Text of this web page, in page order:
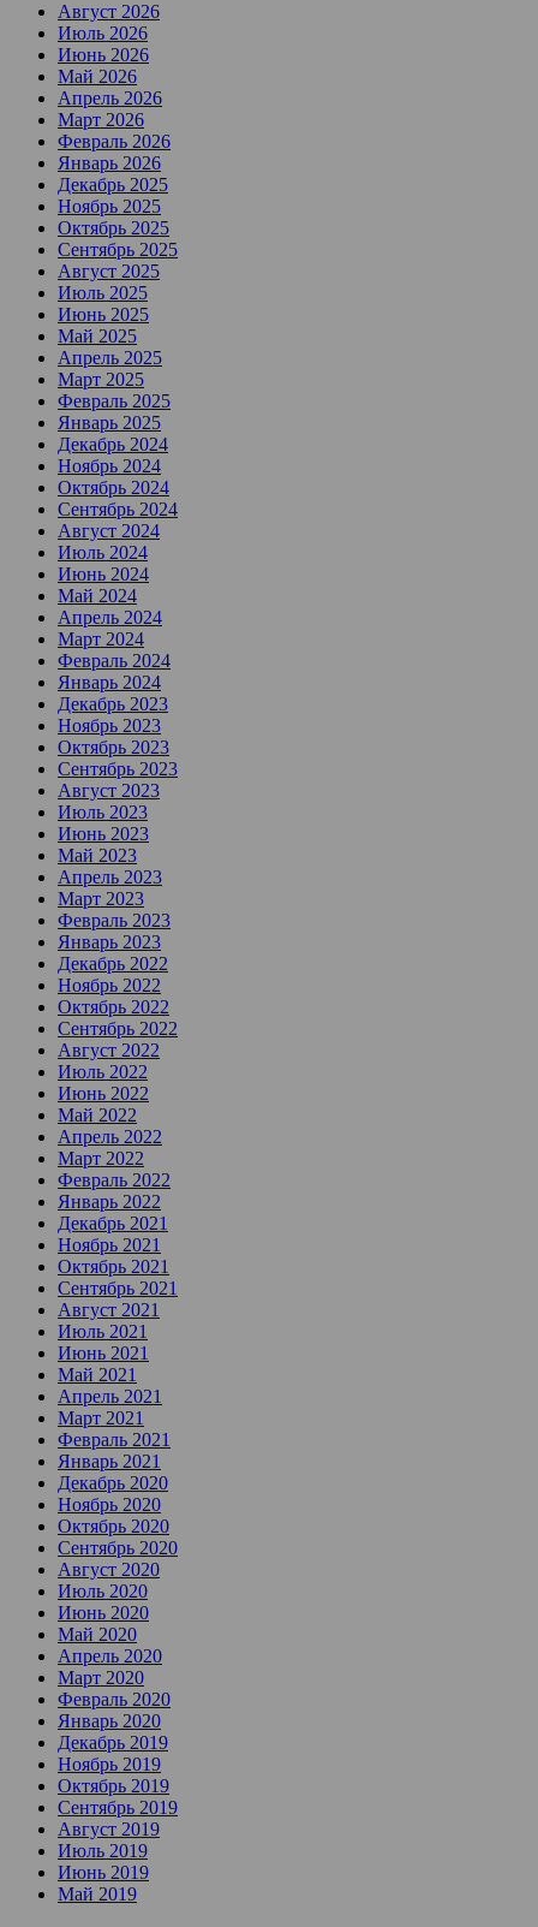
Август 2026
Июль 2026
Июнь 2026
Май 2026
Апрель 2026
Март 2026
Февраль 2026
Январь 2026
Декабрь 2025
Ноябрь 2025
Октябрь 2025
Сентябрь 2025
Август 2025
Июль 2025
Июнь 2025
Май 2025
Апрель 2025
Март 2025
Февраль 2025
Январь 2025
Декабрь 2024
Ноябрь 2024
Октябрь 2024
Сентябрь 2024
Август 2024
Июль 2024
Июнь 2024
Май 2024
Апрель 2024
Март 2024
Февраль 2024
Январь 2024
Декабрь 2023
Ноябрь 2023
Октябрь 2023
Сентябрь 2023
Август 2023
Июль 2023
Июнь 2023
Май 2023
Апрель 2023
Март 2023
Февраль 2023
Январь 2023
Декабрь 2022
Ноябрь 2022
Октябрь 2022
Сентябрь 2022
Август 2022
Июль 2022
Июнь 2022
Май 2022
Апрель 2022
Март 2022
Февраль 2022
Январь 2022
Декабрь 2021
Ноябрь 2021
Октябрь 2021
Сентябрь 2021
Август 2021
Июль 2021
Июнь 2021
Май 2021
Апрель 2021
Март 2021
Февраль 2021
Январь 2021
Декабрь 2020
Ноябрь 2020
Октябрь 2020
Сентябрь 2020
Август 2020
Июль 2020
Июнь 2020
Май 2020
Апрель 2020
Март 2020
Февраль 2020
Январь 2020
Декабрь 2019
Ноябрь 2019
Октябрь 2019
Сентябрь 2019
Август 2019
Июль 2019
Июнь 2019
Май 2019